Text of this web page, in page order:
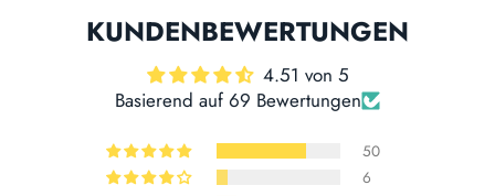
KUNDENBEWERTUNGEN
4.51 von 5
Basierend auf 69 Bewertungen
50
6